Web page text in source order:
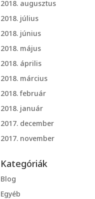
2018. augusztus
2018. július
2018. június
2018. május
2018. április
2018. március
2018. február
2018. január
2017. december
2017. november
Kategóriák
Blog
Egyéb